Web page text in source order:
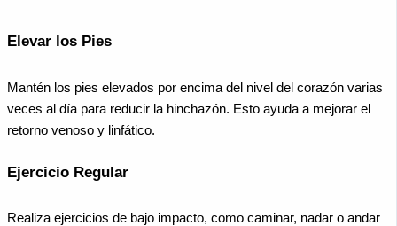
Elevar los Pies
Mantén los pies elevados por encima del nivel del corazón varias
veces al día para reducir la hinchazón. Esto ayuda a mejorar el
retorno venoso y linfático.
Ejercicio Regular
Realiza ejercicios de bajo impacto, como caminar, nadar o andar